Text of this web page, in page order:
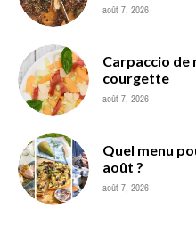
août 7, 2026
Carpaccio de
courgette
août 7, 2026
Quel menu
août ?
août 7, 2026